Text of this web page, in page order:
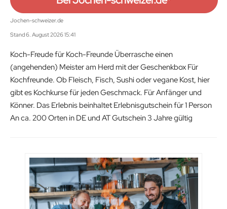
Jochen-schweizer.de
Stand 6. August 2026 15:41
Koch-Freude für Koch-Freunde Überrasche einen
(angehenden) Meister am Herd mit der Geschenkbox Für
Kochfreunde. Ob Fleisch, Fisch, Sushi oder vegane Kost, hier
gibt es Kochkurse für jeden Geschmack. Für Anfänger und
Könner. Das Erlebnis beinhaltet Erlebnisgutschein für 1 Person
An ca. 200 Orten in DE und AT Gutschein 3 Jahre gültig